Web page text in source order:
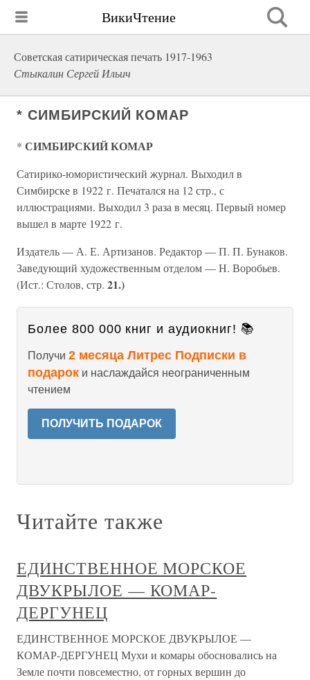
ВикиЧтение
Советская сатирическая печать 1917-1963
Стыкалин Сергей Ильич
* СИМБИРСКИЙ КОМАР
* СИМБИРСКИЙ КОМАР
Сатирико-юмористический журнал. Выходил в
Симбирске в 1922 г. Печатался на 12 стр., с
иллюстрациями. Выходил 3 раза в месяц. Первый номер
вышел в марте 1922 г.
Издатель — А. Е. Артизанов. Редактор — П. П. Бунаков.
Заведующий художественным отделом — Н. Воробьев.
(Ист.: Столов, стр. 21.)
Более 800 000 книг и аудиокниг! 📚
Получи 2 месяца Литрес Подписки в
подарок и наслаждайся неограниченным
чтением
ПОЛУЧИТЬ ПОДАРОК
Читайте также
ЕДИНСТВЕННОЕ МОРСКОЕ
ДВУКРЫЛОЕ — КОМАР-
ДЕРГУНЕЦ
ЕДИНСТВЕННОЕ МОРСКОЕ ДВУКРЫЛОЕ —
КОМАР-ДЕРГУНЕЦ Мухи и комары обосновались на
Земле почти повсеместно, от горных вершин до